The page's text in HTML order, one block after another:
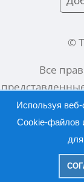
©
Все
Политика
Используя веб-
Cookie-файлов